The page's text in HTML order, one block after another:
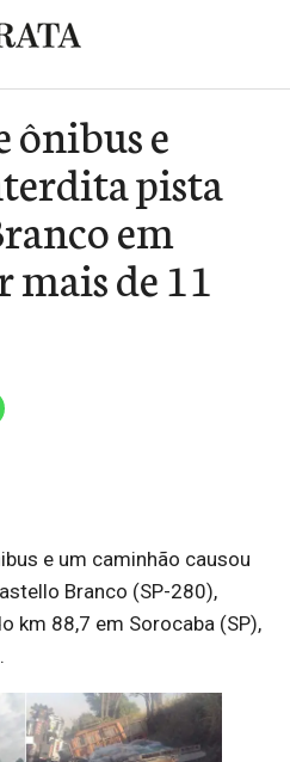
ônibus e
pista
em
mais de 11
e um caminhão causou
Branco (SP-280),
km 88,7 em Sorocaba (SP),